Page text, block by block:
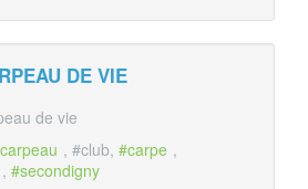
DE VIE
de vie
, #club, #carpe ,
, #secondigny